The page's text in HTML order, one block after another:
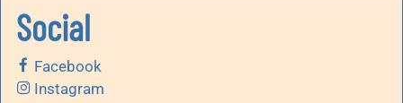
Social
Facebook
Instagram